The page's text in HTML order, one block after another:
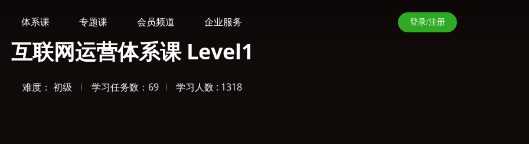
体系课 专题课 会员频道 企业服务 登录/注册
互联网运营体系课 Level1
难度： 初级 学习任务数：69 学习人数 : 1318